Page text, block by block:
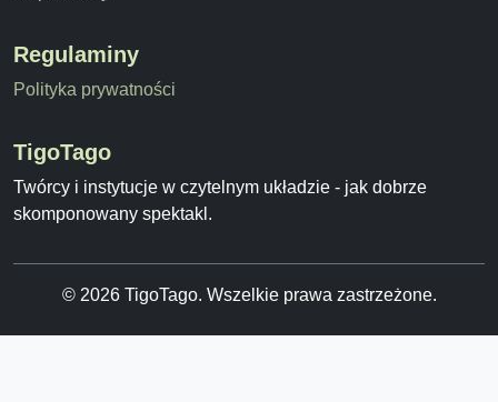
Regulaminy
Polityka prywatności
TigoTago
Twórcy i instytucje w czytelnym układzie - jak dobrze
skomponowany spektakl.
© 2026 TigoTago. Wszelkie prawa zastrzeżone.